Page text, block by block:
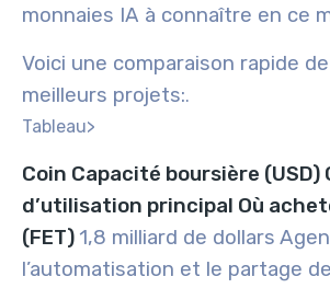
monnaies IA à connaître en ce
Voici une comparaison rapide
meilleurs projets:.
Tableau>
Coin Capacité boursière (USD)
d’utilisation principal Où
(FET) 1,8 milliard de dollars
l’automatisation et le partage